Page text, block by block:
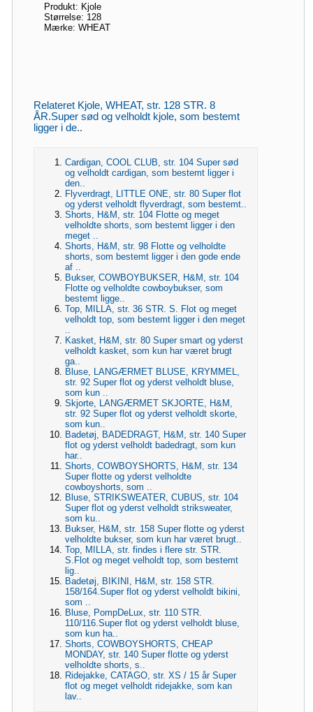
Produkt: Kjole
Størrelse: 128
Mærke: WHEAT
Relateret Kjole, WHEAT, str. 128 STR. 8
ÅR.Super sød og velholdt kjole, som bestemt
ligger i de..
Cardigan, COOL CLUB, str. 104 Super sød
og velholdt cardigan, som bestemt ligger i
den..
Flyverdragt, LITTLE ONE, str. 80 Super flot
og yderst velholdt flyverdragt, som bestemt..
Shorts, H&M, str. 104 Flotte og meget
velholdte shorts, som bestemt ligger i den
meget ..
Shorts, H&M, str. 98 Flotte og velholdte
shorts, som bestemt ligger i den gode ende
af ..
Bukser, COWBOYBUKSER, H&M, str. 104
Flotte og velholdte cowboybukser, som
bestemt ligge..
Top, MILLA, str. 36 STR. S. Flot og meget
velholdt top, som bestemt ligger i den meget
Kasket, H&M, str. 80 Super smart og yderst
velholdt kasket, som kun har været brugt
ga..
Bluse, LANGÆRMET BLUSE, KRYMMEL,
str. 92 Super flot og yderst velholdt bluse,
som kun ..
Skjorte, LANGÆRMET SKJORTE, H&M,
str. 92 Super flot og yderst velholdt skorte,
som kun..
Badetøj, BADEDRAGT, H&M, str. 140 Super
flot og yderst velholdt badedragt, som kun
har..
Shorts, COWBOYSHORTS, H&M, str. 134
Super flotte og yderst velholdte
cowboyshorts, som ..
Bluse, STRIKSWEATER, CUBUS, str. 104
Super flot og yderst velholdt striksweater,
som ku..
Bukser, H&M, str. 158 Super flotte og yderst
velholdte bukser, som kun har været brugt..
Top, MILLA, str. findes i flere str. STR.
S.Flot og meget velholdt top, som bestemt
lig..
Badetøj, BIKINI, H&M, str. 158 STR.
158/164.Super flot og yderst velholdt bikini,
som ..
Bluse, PompDeLux, str. 110 STR.
110/116.Super flot og yderst velholdt bluse,
som kun ha..
Shorts, COWBOYSHORTS, CHEAP
MONDAY, str. 140 Super flotte og yderst
velholdte shorts, s..
Ridejakke, CATAGO, str. XS / 15 år Super
flot og meget velholdt ridejakke, som kan
lav..